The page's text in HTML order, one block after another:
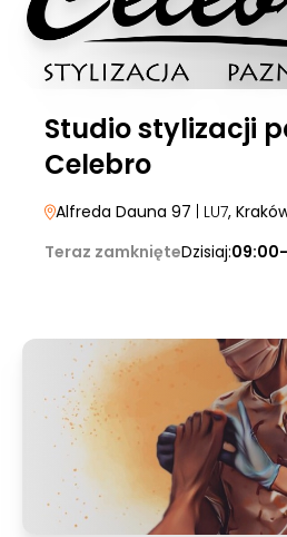
Studio stylizacji
Celebro
Alfreda Dauna 97 | LU7,
Teraz zamknięteDzisiaj: